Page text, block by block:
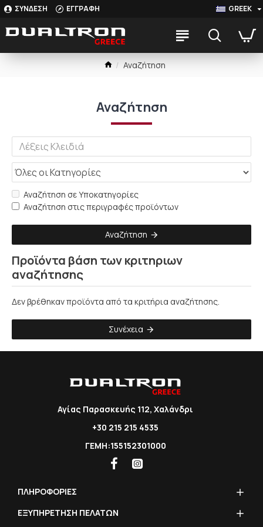
ΣΥΝΔΕΣΗ ΕΓΓΡΑΦΗ GREEK
Αναζήτηση
Αναζήτηση
Αναζήτηση σε Υποκατηγορίες
Αναζήτηση στις περιγραφές προϊόντων
Αναζήτηση
Προϊόντα βάση των κριτηριων
αναζήτησης
Δεν βρέθηκαν προϊόντα από τα κριτήρια αναζήτησης.
Συνέχεια
Αγίας Παρασκευής 112, Χαλάνδρι
+30 215 215 4535
ΓΕΜΗ:155152301000
ΠΛΗΡΟΦΟΡΙΕΣ
ΕΞΥΠΗΡΕΤΗΣΗ ΠΕΛΑΤΩΝ